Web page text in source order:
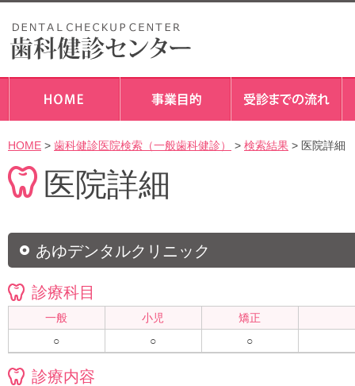
HOME > 歯科健診医院検索（一般歯科健診） > 検索結果 > 医院詳細
医院詳細
あゆデンタルクリニック
診療科目
一般 小児
矯正
○
○ ○
診療内容